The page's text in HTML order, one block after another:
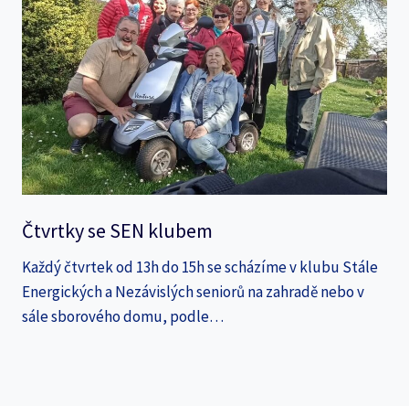
Čtvrtky se SEN klubem
Každý čtvrtek od 13h do 15h se scházíme v klubu Stále
Energických a Nezávislých seniorů na zahradě nebo v
sále sborového domu, podle…